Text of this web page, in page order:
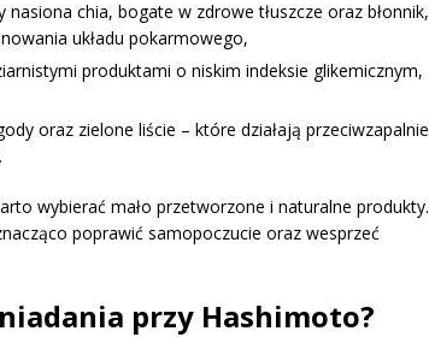
nasiona chia, bogate w zdrowe tłuszcze oraz błonnik,
układu pokarmowego,
produktami o niskim indeksie glikemicznym,
oraz zielone liście – które działają przeciwzapalnie
wybierać mało przetworzone i naturalne produkty.
poprawić samopoczucie oraz wesprzeć
przy Hashimoto?